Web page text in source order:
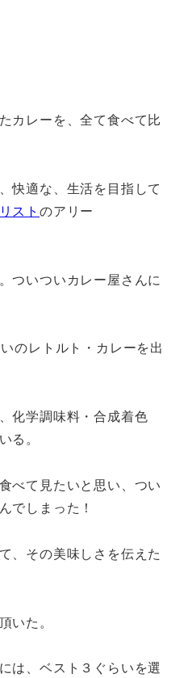
カレーを、全て食べて比
快適な、生活を目指して
ストのアリー
ついついカレー屋さんに
のレトルト・カレーを出
化学調味料・合成着色
る。
べて見たいと思い、つい
でしまった！
、その美味しさを伝えた
いた。
は、ベスト３ぐらいを選